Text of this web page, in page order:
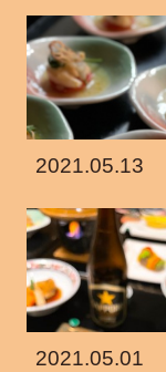
2021.05.13
2021.05.01